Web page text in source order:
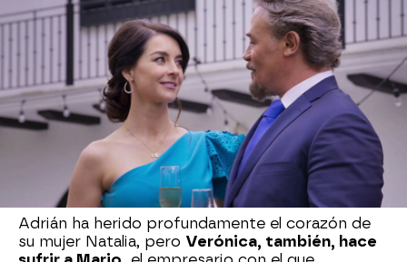
Parece que Adrián está locamente enamorado
de su mujer, pero no es así.
Le es infiel con
Verónica, la íntima amiga de Natalia, y planea
fugarse con su amante, abandonando a su
esposa y a sus dos hijas tras la fiesta. Como
despedida, deja a Natalia una nota en un ramo de
flores, confesándole que está enamorado de
Verónica y quese va de Ciudad de México para
empezar una nueva vida junto al amor de su
Se disculpa por el dolor que pueda causarle
y le desea que sea feliz.
Adrián ha herido profundamente el corazón de
su mujer Natalia, pero Verónica, también, hace